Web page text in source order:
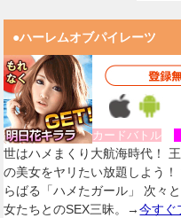
●ハーレムオブパイレーツ
カードバトル
世はハメまくり大航海時代！
の美女をヤリたい放題しよう！
らばる「ハメたガール」 次々
女たちとのSEX三昧。→今すぐ